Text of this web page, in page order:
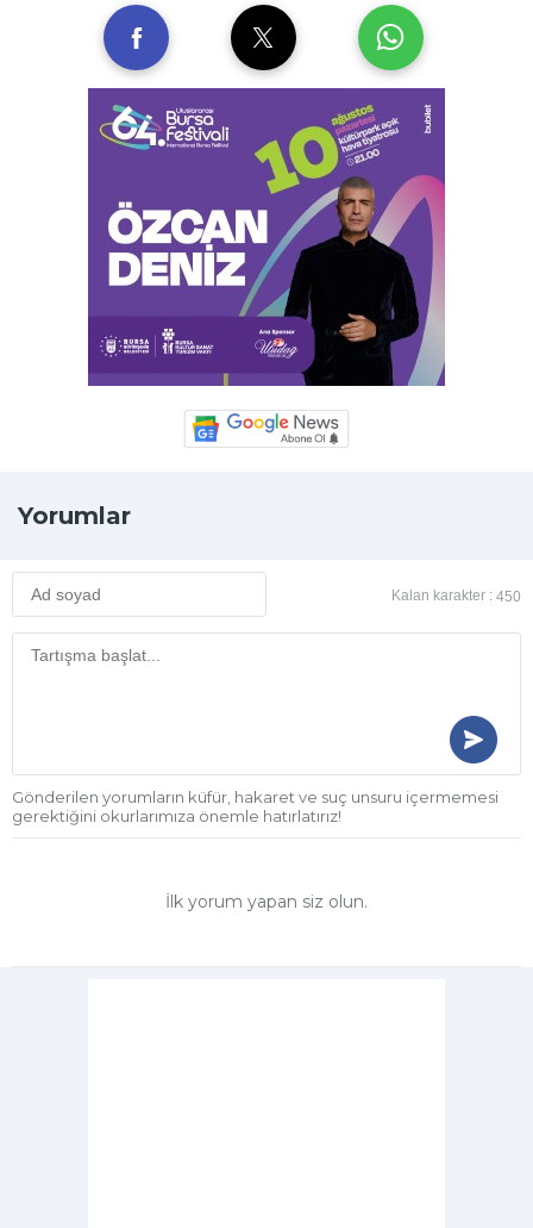
Yorumlar
Kalan karakter : 450
Gönderilen yorumların küfür, hakaret ve suç unsuru içermemesi
gerektiğini okurlarımıza önemle hatırlatırız!
İlk yorum yapan siz olun.